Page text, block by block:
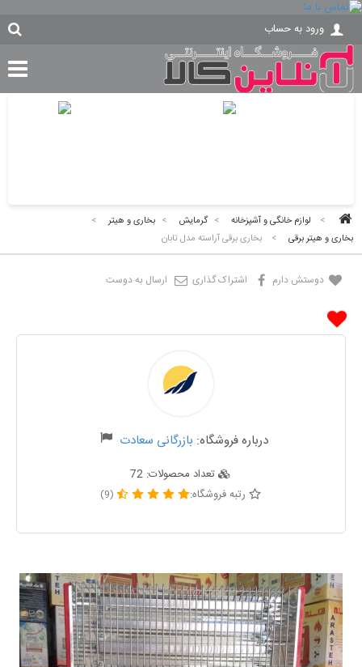
ورود به حساب
> لوازم خانگی و آشپزخانه > گرمایش > بخاری و هیتر
>
بخاری و هیتر برقی
> بخاری برقی آراسته مدل تابان
دوستش دارم اشتراک گذاری ارسال به دوست
درباره فروشگاه: بازرگانی سعادت
تعداد محصولات:72
رتبه فروشگاه:
(9)